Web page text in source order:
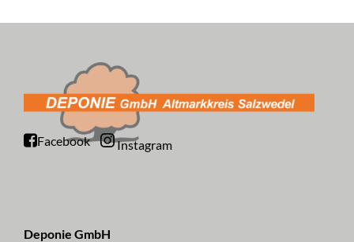
Facebook Instagram
Deponie GmbH